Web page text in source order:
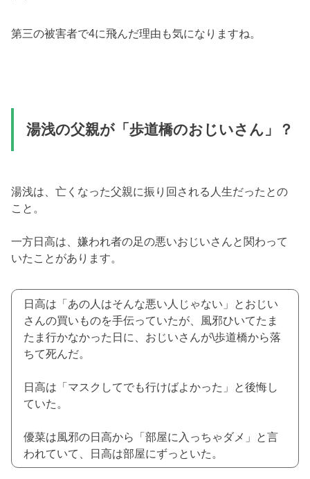
第三の被害者で4に飛んだ理由も気になりますね。
湯浅の父親が「歩道橋のおじいさん」？
湯浅は、亡くなった父親に振り回される人生だったとの
こと。
一方日高は、嫌われ者の足の悪いおじいさんと関わって
いたことがあります。
日高は「あの人はそんな悪い人じゃない」とおじい
さんの買いものを手伝っていたが、風邪ひいてたま
たま行かなかった日に、おじいさんが\歩道橋から落
ちて死んだ。
日高は「マスクしてでも行けばよかった」と後悔し
ていた。
優菜は風邪の日高から「部屋に入っちゃダメ」と言
われていて、日高は部屋にずっといた。